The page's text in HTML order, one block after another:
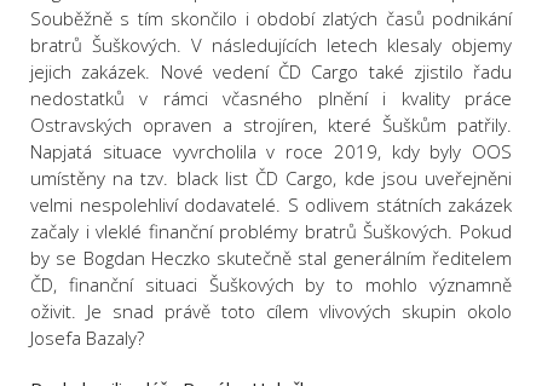
Souběžně s tím skončilo i období zlatých časů podnikání
bratrů Šuškových. V následujících letech klesaly objemy
jejich zakázek. Nové vedení ČD Cargo také zjistilo řadu
nedostatků v rámci včasného plnění i kvality práce
Ostravských opraven a strojíren, které Šuškům patřily.
Napjatá situace vyvrcholila v roce 2019, kdy byly OOS
umístěny na tzv. black list ČD Cargo, kde jsou uveřejněni
velmi nespolehliví dodavatelé. S odlivem státních zakázek
začaly i vleklé finanční problémy bratrů Šuškových. Pokud
by se Bogdan Heczko skutečně stal generálním ředitelem
ČD, finanční situaci Šuškových by to mohlo významně
oživit. Je snad právě toto cílem vlivových skupin okolo
Josefa Bazaly?